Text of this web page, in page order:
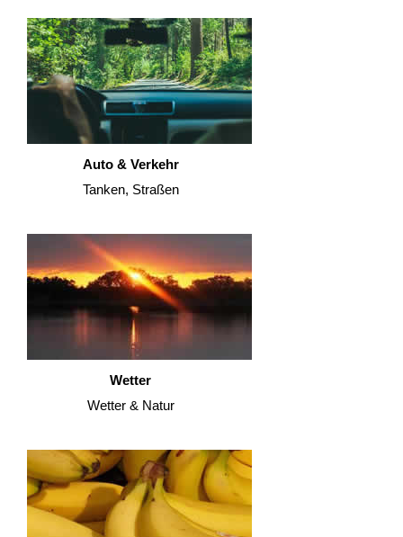
Auto & Verkehr
Tanken, Straßen
Wetter
Wetter & Natur